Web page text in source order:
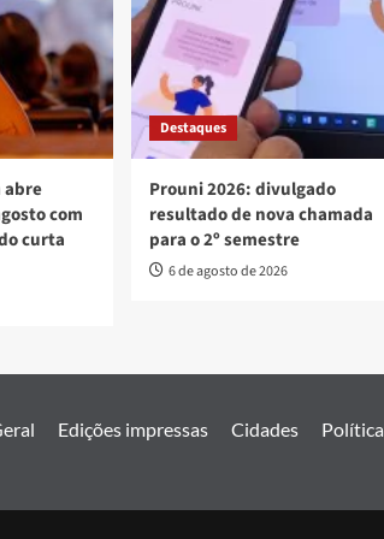
abre
com
curta
Destaques
Prouni 2026: divulgado
resultado de nova chamada
para o 2º semestre
6 de agosto de 2026
Edições impressas Cidades Política